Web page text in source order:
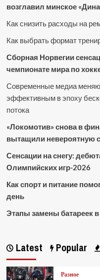
возглавил минское
Как снизить расходы на
Как выбрать формат
Сборная Норвегии
чемпионате мира по
Современные медиа
эффективным в эпоху
потока
«Локомотив» снова в
вытащили невероятную
Сенсации на снегу:
Олимпийских игр-2026
Как спорт и питание
день
Этапы замены батареек в
Latest Popular
Разное